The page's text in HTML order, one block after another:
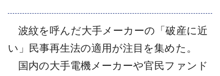
導入事例
採用情報
よくあるご質問
波紋を呼んだ大手メーカーの「破産に近
い」民事再生法の適用が注目を集めた。
国内の大手電機メーカーや官民ファンド